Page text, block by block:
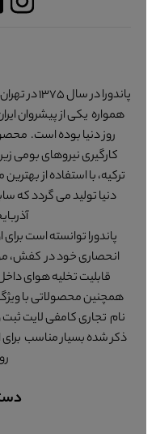
پاندورا در
همواره یکی از پیشروان
روز دنیا بوده است.
کارگیری نیروهای بومی زیر
ترکیه، با استفاده از
دنیا تولید می گردد که
پاندورا توانسته است
انحصاری خود در کفش،
قابلیت تخلیه هوای
همچنین محصولاتی با
نام تجاری کامفی لایت ثبت
ذکر شده بسیار مناسب برای